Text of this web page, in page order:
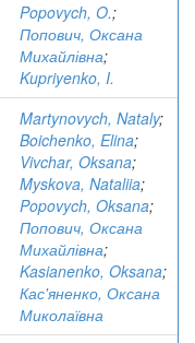
Popovych, O.;
Попович, Оксана
Михайлівна;
Kupriyenko, I.
Martynovych, Nataly;
Boichenko, Elina;
Vivchar, Oksana;
Myskova, Nataliia;
Popovych, Oksana;
Попович, Оксана
Михайлівна;
Kasianenko, Oksana;
Кас'яненко, Оксана
Миколаївна